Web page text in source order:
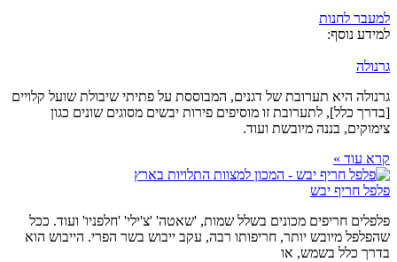
למעבר לחנות
למידע נוסף:
גרנולה
גרנולה היא תערובת של דגנים, המבוססת על פתיתי שיבולת שועל קלויים
[בדרך כלל], לתערובת זו מוסיפים פירות יבשים מסוגים שונים כגון
צימוקים, בננה מיובשת ועוד.
קרא עוד »
פלפל חריף יבש
פלפלים חריפים מכונים בשלל שמות, 'שאטה' 'צ'ילי' 'חלפניו' ועוד. ככל
שהפלפל מיובש יותר, חריפותו רבה, עקב ייבוש בשר הפרי. הייבוש הוא
בדרך כלל בשמש, או